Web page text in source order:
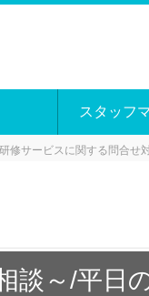
スタッフ
サービスに関する問合せ
談～/平日